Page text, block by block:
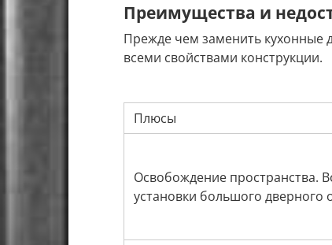
Преимущества и
Прежде чем заменить кухонные
всеми свойствами конструкции.
Плюсы
Освобождение пространства.
установки большого дверного